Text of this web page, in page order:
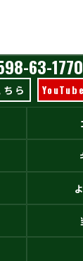
63-1770
ら